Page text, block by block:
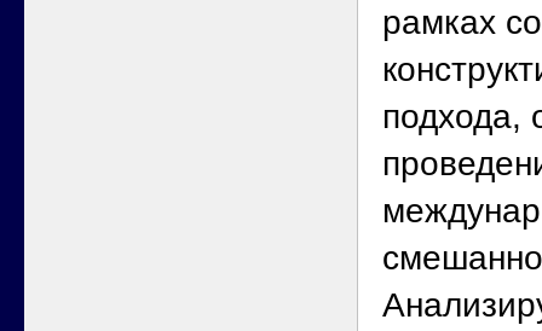
рамках
подхода,